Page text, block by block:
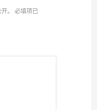
。
必填项已